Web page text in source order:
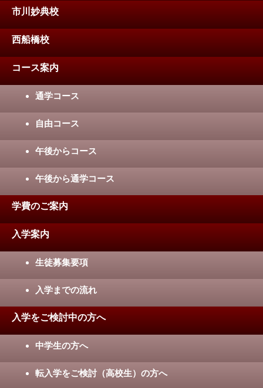
市川妙典校
西船橋校
コース案内
通学コース
自由コース
午後からコース
午後から通学コース
学費のご案内
入学案内
生徒募集要項
入学までの流れ
入学をご検討中の方へ
中学生の方へ
転入学をご検討（高校生）の方へ